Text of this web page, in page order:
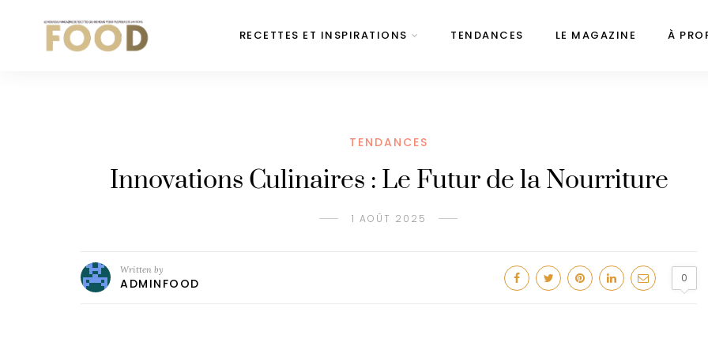
RECETTES ET INSPIRATIONS TENDANCES LE MAGAZINE À
TENDANCES
Innovations Culinaires : Le Futur de la Nourriture
1 AOÛT 2025
Written by
ADMINFOOD 0